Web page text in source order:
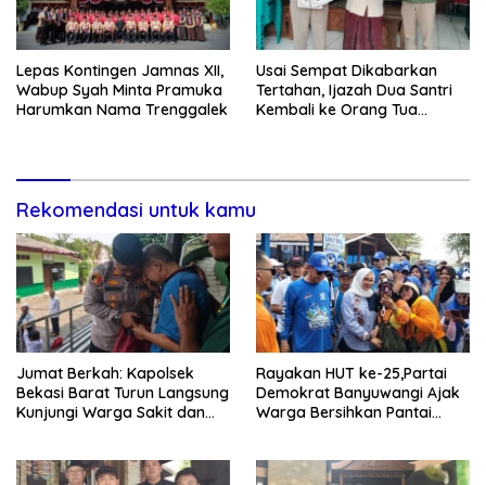
Lepas Kontingen Jamnas XII,
Wabup Syah Minta Pramuka
Harumkan Nama Trenggalek
Usai Sempat Dikabarkan
Tertahan, Ijazah Dua Santri
Kembali ke Orang Tua
Rekomendasi untuk kamu
Jumat Berkah: Kapolsek
Bekasi Barat Turun Langsung
Kunjungi Warga Sakit dan
Rayakan HUT ke-25,Partai
Demokrat Banyuwangi Ajak
Warga Bersihkan Pantai